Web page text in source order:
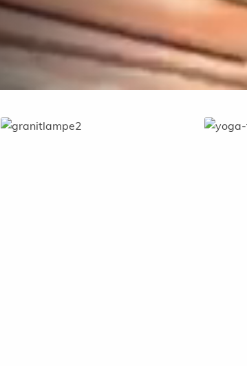
Asiatische Steinlaternen